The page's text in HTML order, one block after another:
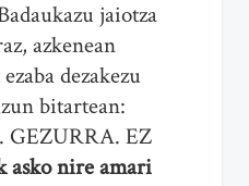
jaiotza
azkenean
dezakezu
bitartean:
GEZURRA. EZ
asko nire amari